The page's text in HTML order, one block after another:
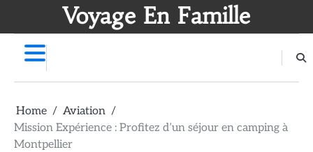
Voyage En Famille
Home
Aviation
Mission Expérience : Profitez d’un séjour en camping à
Montpellier